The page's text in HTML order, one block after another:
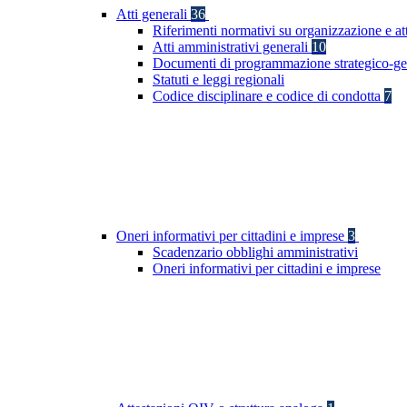
Atti generali 36
Riferimenti normativi su organizzazione e
Atti amministrativi generali 10
Documenti di programmazione strategico-
Statuti e leggi regionali
Codice disciplinare e codice di condotta 7
Oneri informativi per cittadini e imprese 3
Scadenzario obblighi amministrativi
Oneri informativi per cittadini e imprese